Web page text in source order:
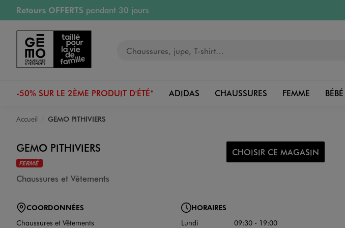
Aller au contenu principal
Aller à la navigation
Retours OFFERTS pendant 30 jours
PAYEZ EN 3x SANS FRAISdès 50€
RÉSERVATION GRATUITE
RETRAIT ET LIVRAISON OFFERTE
-50% SUR LE 2ÈME PRODUIT D'ÉTÉ* ADIDAS CHAUSSURES FEMME BÉBÉ
Accueil GEMO PITHIVIERS
GEMO PITHIVIERS
FERMÉ
Chaussures et Vêtements
CHOISIR CE MAGASIN
COORDONNÉES
Chaussures et Vêtements
HORAIRES
Lundi
09:30 - 19:00